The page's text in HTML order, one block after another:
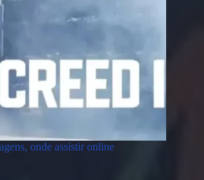
onde assistir online